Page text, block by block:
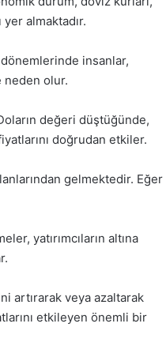
almaktadır.
insanlar,
neden olur.
değeri düştüğünde,
doğrudan etkiler.
gelmektedir. Eğer
yatırımcıların altına
artırarak veya azaltarak
etkileyen önemli bir